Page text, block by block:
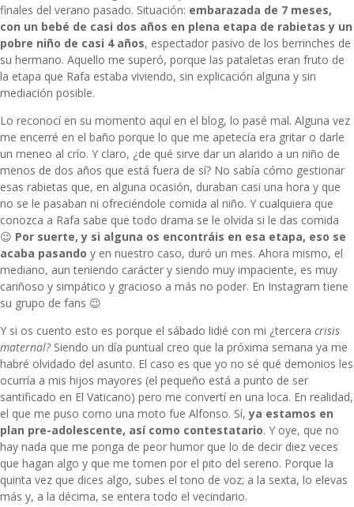
finales del verano pasado. Situación: embarazada de 7 meses,
con un bebé de casi dos años en plena etapa de rabietas y un
pobre niño de casi 4 años, espectador pasivo de los berrinches de
su hermano. Aquello me superó, porque las pataletas eran fruto de
la etapa que Rafa estaba viviendo, sin explicación alguna y sin
mediación posible.
Lo reconocí en su momento aquí en el blog, lo pasé mal. Alguna vez
me encerré en el baño porque lo que me apetecía era gritar o darle
un meneo al crío. Y claro, ¿de qué sirve dar un alarido a un niño de
menos de dos años que está fuera de sí? No sabía cómo gestionar
esas rabietas que, en alguna ocasión, duraban casi una hora y que
no se le pasaban ni ofreciéndole comida al niño. Y cualquiera que
conozca a Rafa sabe que todo drama se le olvida si le das comida
😉 Por suerte, y si alguna os encontráis en esa etapa, eso se
acaba pasando y en nuestro caso, duró un mes. Ahora mismo, el
mediano, aun teniendo carácter y siendo muy impaciente, es muy
cariñoso y simpático y gracioso a más no poder. En Instagram tiene
su grupo de fans 😉
Y si os cuento esto es porque el sábado lidié con mi ¿tercera crisis
maternal? Siendo un día puntual creo que la próxima semana ya me
habré olvidado del asunto. El caso es que yo no sé qué demonios les
ocurría a mis hijos mayores (el pequeño está a punto de ser
santificado en El Vaticano) pero me convertí en una loca. En realidad,
el que me puso como una moto fue Alfonso. Sí, ya estamos en
plan pre-adolescente, así como contestatario. Y oye, que no
hay nada que me ponga de peor humor que lo de decir diez veces
que hagan algo y que me tomen por el pito del sereno. Porque la
quinta vez que dices algo, subes el tono de voz; a la sexta, lo elevas
más y, a la décima, se entera todo el vecindario.